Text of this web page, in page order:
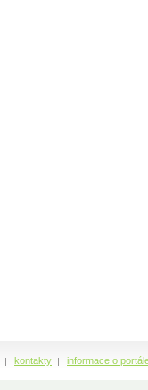
kontakty informace o